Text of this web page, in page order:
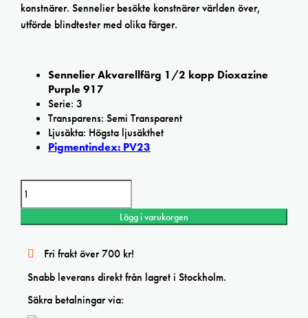
konstnärer. Sennelier besökte konstnärer världen över,
utförde blindtester med olika färger.
Sennelier Akvarellfärg 1/2 kopp Dioxazine
Purple 917
Serie: 3
Transparens: Semi Transparent
Ljusäkta: Högsta ljusäkthet
Pigmentindex: PV23
Lägg i varukorgen
Fri frakt över 700 kr!
Snabb leverans direkt från lagret i Stockholm.
Säkra betalningar via: